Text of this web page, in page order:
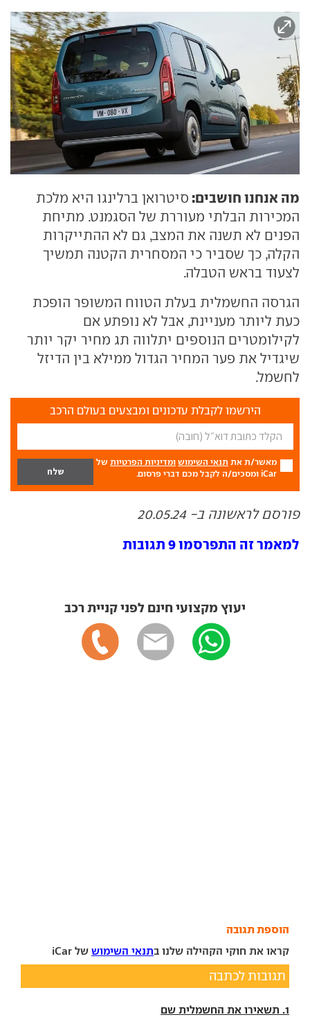
מה אנחנו חושבים: סיטרואן ברלינגו היא מלכת
המכירות הבלתי מעוררת של הסגמנט. מתיחת
הפנים לא תשנה את המצב, גם לא ההתייקרות
הקלה, כך שסביר כי המסחרית הקטנה תמשיך
לצעוד בראש הטבלה.
הגרסה החשמלית בעלת הטווח המשופר הופכת
כעת ליותר מעניינת, אבל לא נופתע אם
לקילומטרים הנוספים יתלווה תג מחיר יקר יותר
שיגדיל את פער המחיר הגדול ממילא בין הדיזל
לחשמל.
הירשמו לקבלת עדכונים ומבצעים בעולם הרכב
מאשר/ת את תנאי השימוש ומדיניות הפרטיות של
iCar ומסכים/ה לקבל מכם דברי פרסום.
פורסם לראשונה ב- 20.05.24
למאמר זה התפרסמו 9 תגובות
יעוץ מקצועי חינם לפני קניית רכב
הוספת תגובה
קראו את חוקי הקהילה שלנו בתנאי השימוש של iCar
תגובות לכתבה
1. תשאירו את החשמלית שם